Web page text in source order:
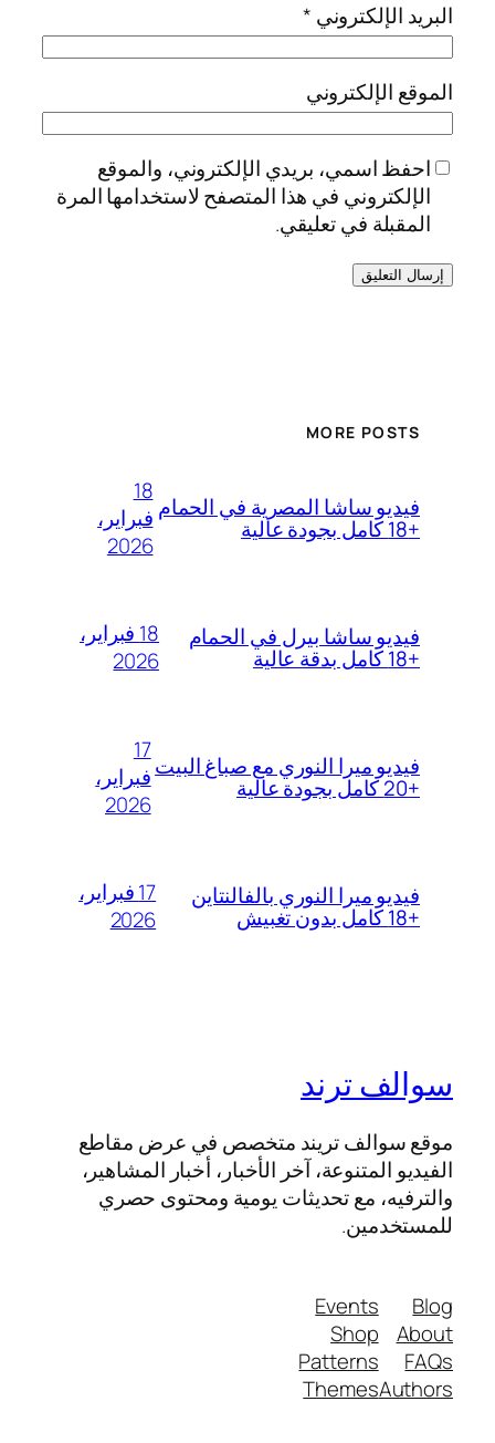
البريد الإلكتروني *
الموقع الإلكتروني
احفظ اسمي، بريدي الإلكتروني، والموقع
الإلكتروني في هذا المتصفح لاستخدامها المرة
المقبلة في تعليقي.
MORE POSTS
فيديو ساشا المصرية في الحمام
+18 كامل بجودة عالية
18
فبراير،
2026
فيديو ساشا بيرل في الحمام
+18 كامل بدقة عالية
18 فبراير،
2026
فيديو ميرا النوري مع صباغ البيت
+20 كامل بجودة عالية
17
فبراير،
2026
فيديو ميرا النوري بالفالنتاين
+18 كامل بدون تغبيش
17 فبراير،
2026
سوالف ترند
موقع سوالف تريند متخصص في عرض مقاطع
الفيديو المتنوعة، آخر الأخبار، أخبار المشاهير،
والترفيه، مع تحديثات يومية ومحتوى حصري
للمستخدمين.
Blog
About
FAQs
Authors
Events
Shop
Patterns
Themes